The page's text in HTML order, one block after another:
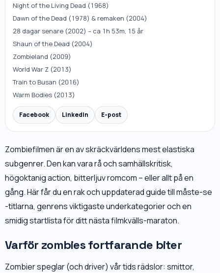
Night of the Living Dead (1968)
Dawn of the Dead (1978) & remaken (2004)
28 dagar senare (2002) – ca 1h 53m, 15 år
Shaun of the Dead (2004)
Zombieland (2009)
World War Z (2013)
Train to Busan (2016)
Warm Bodies (2013)
Facebook LinkedIn E-post
Zombiefilmen är en av skräckvärldens mest elastiska
subgenrer. Den kan vara rå och samhällskritisk,
högoktanig action, bitterljuv romcom – eller allt på en
gång. Här får du en rak och uppdaterad guide till måste-se
-titlarna, genrens viktigaste underkategorier och en
smidig startlista för ditt nästa filmkvälls-maraton.
Varför zombies fortfarande biter
Zombier speglar (och driver) vår tids rädslor: smittor,